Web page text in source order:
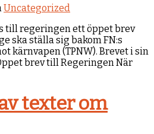
Uncategorized
till regeringen ett öppet brev
ska ställa sig bakom FN:s
kärnvapen (TPNW). Brevet i sin
brev till Regeringen När
texter om